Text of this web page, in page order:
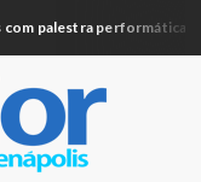
palestra performática